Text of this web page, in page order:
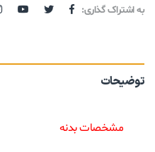
به اشتراک گذاری:
توضیحات
مشخصات بدنه